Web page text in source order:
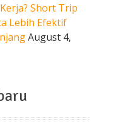
Short Trip
Lebih Efektif
August 4,